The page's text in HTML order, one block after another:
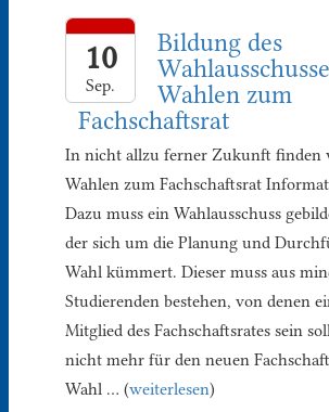
10
Sep.
Bildung des
Wahlen zum
Fachschaftsrat
In nicht allzu ferner Zukunft finden
Wahlen zum Fachschaftsrat
Dazu muss ein Wahlausschuss
der sich um die Planung und
Wahl kümmert. Dieser muss aus
Studierenden bestehen, von denen
Mitglied des Fachschaftsrates sein
nicht mehr für den neuen
Wahl … (weiterlesen)